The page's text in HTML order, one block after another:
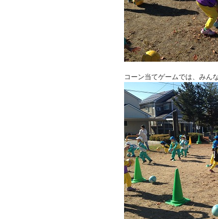
コーン当てゲームでは、みん